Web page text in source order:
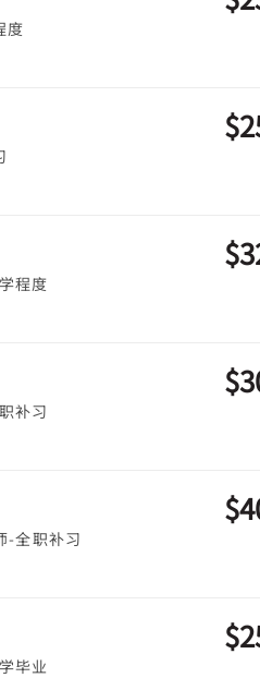
度
程度
补习
-全职补习
毕业